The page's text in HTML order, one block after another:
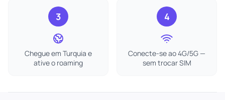
3
Chegue em Turquia e
ative o roaming
4
Conecte-se ao 4G/5G —
sem trocar SIM